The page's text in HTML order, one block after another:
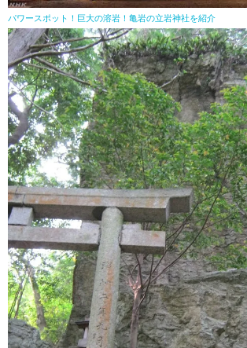
パワースポット！巨大の溶岩！亀岩の立岩神社を紹介